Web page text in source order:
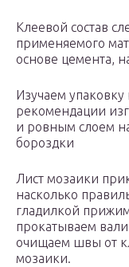
Клеевой состав
применяемого
основе цемента,
Изучаем
рекомендации
и ровным слоем
бороздки
Лист мозаики
насколько
гладилкой
прокатываем
очищаем швы от
мозаики.